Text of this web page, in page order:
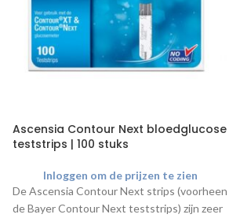
Ascensia Contour Next bloedglucose
teststrips | 100 stuks
Inloggen om de prijzen te zien
De Ascensia Contour Next strips (voorheen
de Bayer Contour Next teststrips) zijn zeer